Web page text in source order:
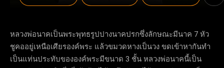
หลวงพ่อนาคเป็นพระพุทธรูปปางนาคปรกซึ่งลักษณะมีนาค 7 หัว
ชูคออยู่เหนือเศียรองค์พระ แล้วขมวดหางเป็นวง ขดเข้าหากันทำ
เป็นแท่นประทับขององค์พระมีขนาด 3 ชั้น หลวงพ่อนาคนี้เป็น